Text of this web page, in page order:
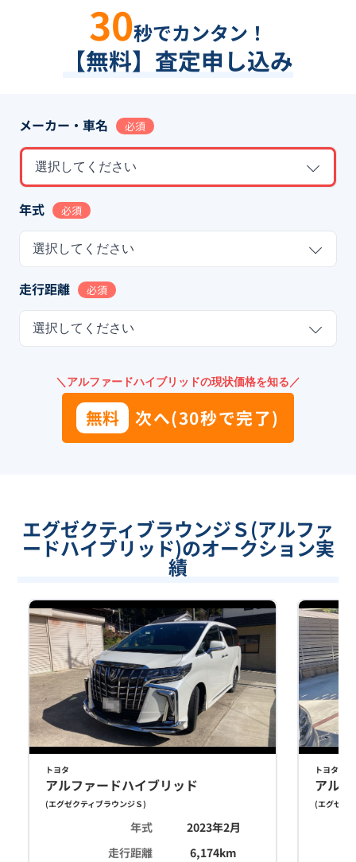
30秒でカンタン！
【無料】査定申し込み
メーカー・車名 必須
選択してください
年式 必須
選択してください
走行距離 必須
選択してください
＼アルファードハイブリッドの現状価格を知る／
無料 次へ(30秒で完了)
エグゼクティブラウンジＳ(アルファ
ードハイブリッド)のオークション実
績
トヨタ
アルファードハイブリッド
(エグゼクティブラウンジＳ)
年式
2023年2月
走行距離
6,174km
トヨタ
アル
(エグゼク